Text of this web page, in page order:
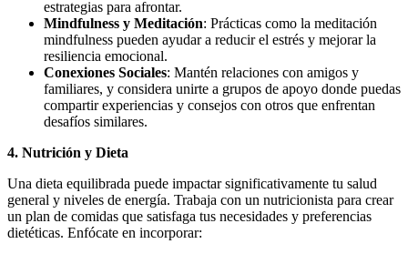
estrategias para afrontar.
Mindfulness y Meditación: Prácticas como la meditación
mindfulness pueden ayudar a reducir el estrés y mejorar la
resiliencia emocional.
Conexiones Sociales: Mantén relaciones con amigos y
familiares, y considera unirte a grupos de apoyo donde puedas
compartir experiencias y consejos con otros que enfrentan
desafíos similares.
4. Nutrición y Dieta
Una dieta equilibrada puede impactar significativamente tu salud
general y niveles de energía. Trabaja con un nutricionista para crear
un plan de comidas que satisfaga tus necesidades y preferencias
dietéticas. Enfócate en incorporar: